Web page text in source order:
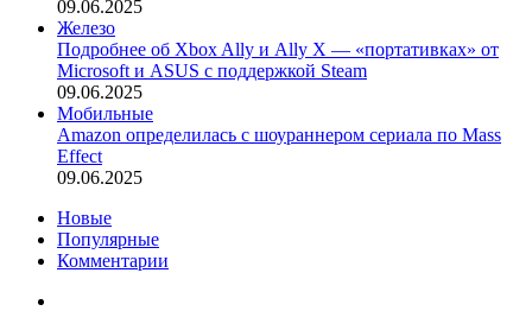
09.06.2025
Железо
Подробнее об Xbox Ally и Ally X — «портативках» от
Microsoft и ASUS с поддержкой Steam
09.06.2025
Мобильные
Amazon определилась с шоураннером сериала по Mass
Effect
09.06.2025
Новые
Популярные
Комментарии